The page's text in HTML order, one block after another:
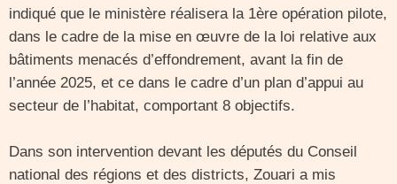
indiqué que le ministère réalisera la 1ère opération pilote,
dans le cadre de la mise en œuvre de la loi relative aux
bâtiments menacés d’effondrement, avant la fin de
l’année 2025, et ce dans le cadre d’un plan d’appui au
secteur de l’habitat, comportant 8 objectifs.
Dans son intervention devant les députés du Conseil
national des régions et des districts, Zouari a mis